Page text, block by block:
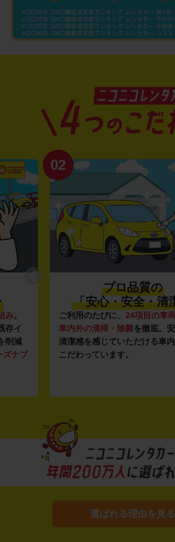
み。
存イ
削減
ズナブ
02
プロ品質の
「安心・安全・清
ご利用のたびに、 24項目の車
車内外の清掃・除菌を徹底。
清潔感を感じていただける車
こだわっています。
選ばれる理由を見る